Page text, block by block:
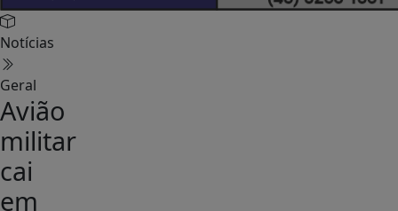
Notícias
Geral
Avião
militar
cai
em